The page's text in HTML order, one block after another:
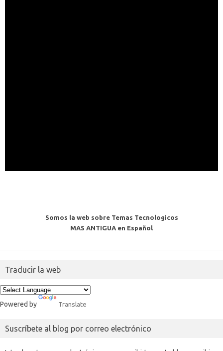
Somos la web sobre Temas Tecnologicos
MAS ANTIGUA en Español
Traducir la web
Powered by Translate
Suscríbete al blog por correo electrónico